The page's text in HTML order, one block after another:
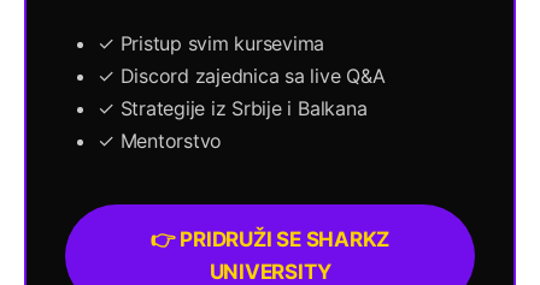
✓ Pristup svim kursevima
✓ Discord zajednica sa live Q&A
✓ Strategije iz Srbije i Balkana
✓ Mentorstvo
👉 PRIDRUŽI SE SHARKZ
UNIVERSITY